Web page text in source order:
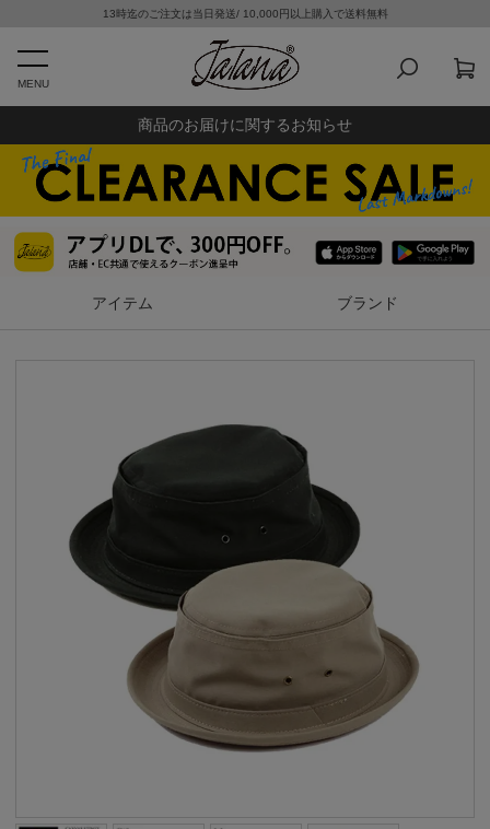
13時迄のご注文は当日発送/ 10,000円以上購入で送料無料
MENU
商品のお届けに関するお知らせ
アイテム ブランド